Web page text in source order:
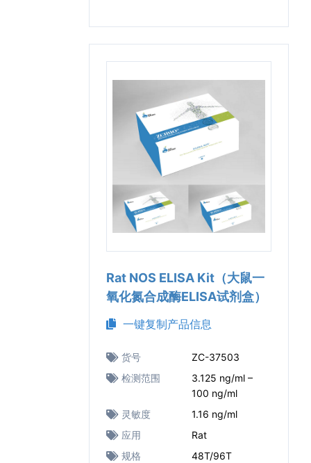
Rat NOS ELISA Kit（大鼠一
氧化氮合成酶ELISA试剂盒）
一键复制产品信息
货号
ZC-37503
检测范围
3.125 ng/ml –
100 ng/ml
灵敏度
1.16 ng/ml
应用
Rat
规格
48T/96T